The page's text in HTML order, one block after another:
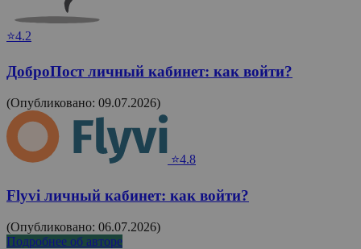
⭐4.2
ДоброПост личный кабинет: как войти?
(Опубликовано: 09.07.2026)
⭐4.8
Flyvi личный кабинет: как войти?
(Опубликовано: 06.07.2026)
Подробнее об авторе